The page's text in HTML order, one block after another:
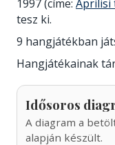
1997 (címe: Áprilisi
tesz ki.
9 hangjátékban
Hangjátékainak
Idősoros
A diagram a
alapján készült.